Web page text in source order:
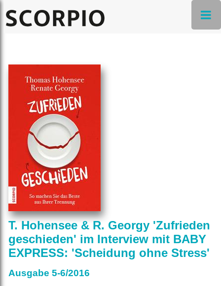
T. Hohensee & R. Georgy 'Zufrieden
geschieden' im Interview mit BABY
EXPRESS: 'Scheidung ohne Stress'
Ausgabe 5-6/2016